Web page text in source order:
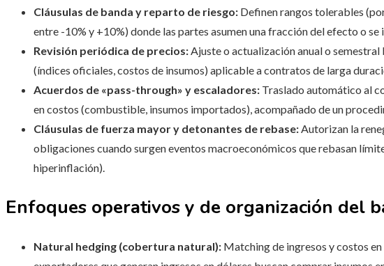
Cláusulas de banda y reparto de riesgo: Definen rangos tolerables
entre -10% y +10%) donde las partes asumen una fracción del efecto o se
Revisión periódica de precios:Ajuste o actualización anual o
(índices oficiales, costos de insumos) aplicable a contratos de larga
Acuerdos de «pass-through» y escaladores: Traslado automático al
en costos (combustible, insumos importados), acompañado de un
Cláusulas de fuerza mayor y detonantes de rebase:Autorizan la
obligaciones cuando surgen eventos macroeconómicos que rebasan
hiperinflación).
Enfoques operativos y de organización del
Natural hedging (cobertura natural): Matching de ingresos y costos